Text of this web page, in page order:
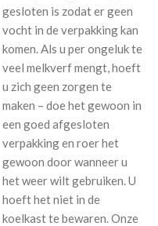
gesloten is zodat er geen
vocht in de verpakking kan
komen. Als u per ongeluk te
veel melkverf mengt, hoeft
u zich geen zorgen te
maken – doe het gewoon in
een goed afgesloten
verpakking en roer het
gewoon door wanneer u
het weer wilt gebruiken. U
hoeft het niet in de
koelkast te bewaren. Onze